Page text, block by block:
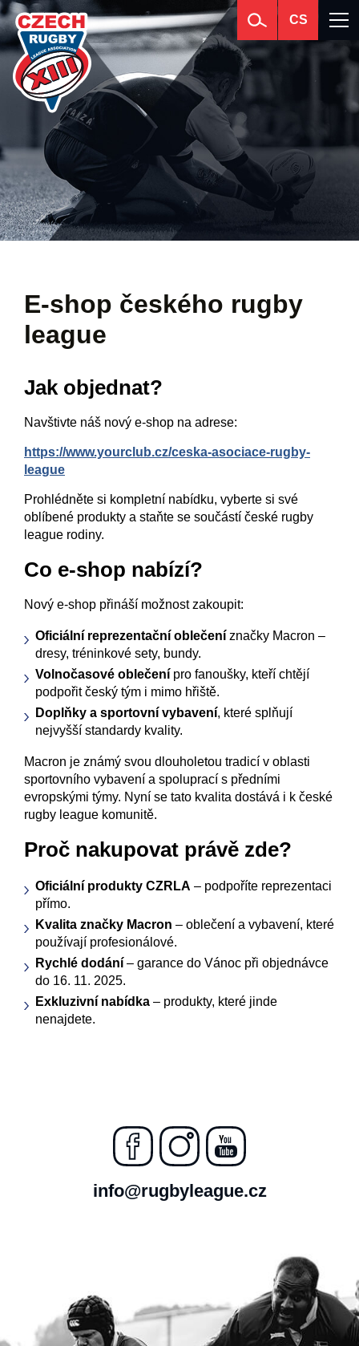
CS
E-shop českého rugby
league
Jak objednat?
Navštivte náš nový e-shop na adrese:
https://www.yourclub.cz/ceska-asociace-rugby-
league
Prohlédněte si kompletní nabídku, vyberte si své
oblíbené produkty a staňte se součástí české rugby
league rodiny.
Co e-shop nabízí?
Nový e-shop přináší možnost zakoupit:
Oficiální reprezentační oblečení značky Macron –
dresy, tréninkové sety, bundy.
Volnočasové oblečení pro fanoušky, kteří chtějí
podpořit český tým i mimo hřiště.
Doplňky a sportovní vybavení, které splňují
nejvyšší standardy kvality.
Macron je známý svou dlouholetou tradicí v oblasti
sportovního vybavení a spoluprací s předními
evropskými týmy. Nyní se tato kvalita dostává i k české
rugby league komunitě.
Proč nakupovat právě zde?
Oficiální produkty CZRLA – podpoříte reprezentaci
přímo.
Kvalita značky Macron – oblečení a vybavení, které
používají profesionálové.
Rychlé dodání – garance do Vánoc při objednávce
do 16. 11. 2025.
Exkluzivní nabídka – produkty, které jinde
nenajdete.
info@rugbyleague.cz